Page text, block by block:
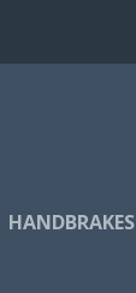
HANDBRAKES